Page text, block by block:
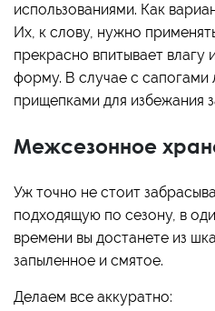
использованиями. Как
Их, к слову, нужно
прекрасно впитывает влагу
форму. В случае с сапогами
прищепками для избежания
Межсезонное
Уж точно не стоит
подходящую по сезону, в
времени вы достанете из
запыленное и смятое.
Делаем все аккуратно: